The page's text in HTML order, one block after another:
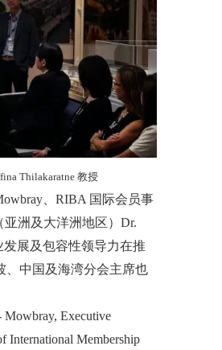
Thilakaratne 教授
、RIBA 国际会员事
亚洲及大洋洲地区）Dr.
发展及包容性领导力在推
、中国及海湾分会主席也
Mowbray, Executive
International Membership